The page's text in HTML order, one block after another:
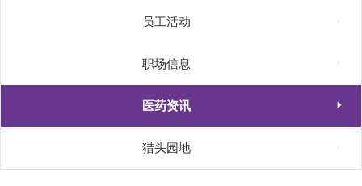
员工活动
职场信息
医药资讯 
猎头园地